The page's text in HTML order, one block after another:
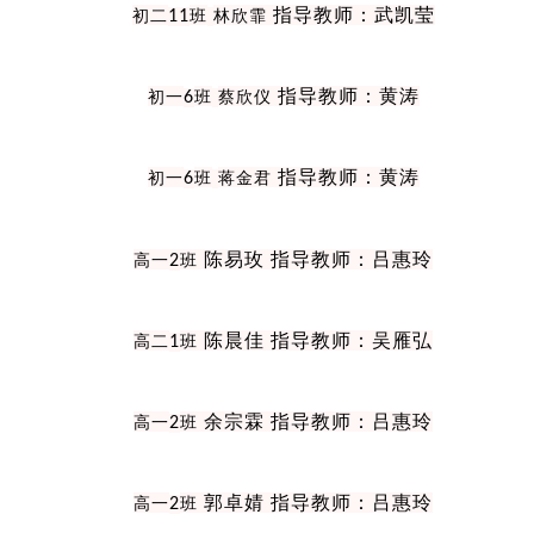
初二11班 林欣霏 指导教师：武凯莹
初一6班 蔡欣仪 指导教师：黄涛
初一6班 蒋金君 指导教师：黄涛
高一2班 陈易玫 指导教师：吕惠玲
高二 1班 陈晨佳 指导教师：吴雁弘
高一2班 余宗霖 指导教师：吕惠玲
高一2班 郭卓婧 指导教师：吕惠玲